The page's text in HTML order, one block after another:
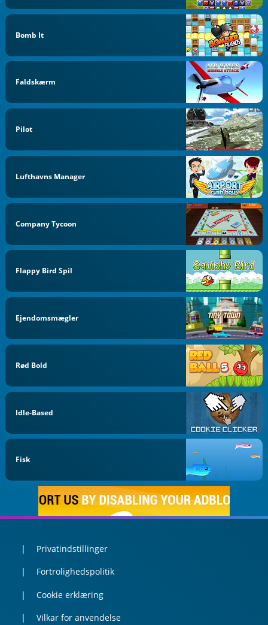
Bomb It
Faldskærm
Pilot
Lufthavns Manager
Company Tycoon
Flappy Bird Spil
Ejendomsmægler
Rød Bold
Idle-Based
Fisk
Privatindstillinger
Fortrolighedspolitik
Cookie erklæring
Vilkar for anvendelse